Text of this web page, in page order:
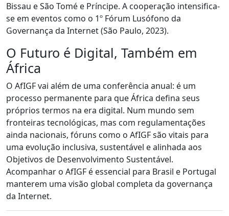
Bissau e São Tomé e Príncipe. A cooperação intensifica-
se em eventos como o 1º Fórum Lusófono da
Governança da Internet (São Paulo, 2023).
O Futuro é Digital, Também em
África
O AfIGF vai além de uma conferência anual: é um
processo permanente para que África defina seus
próprios termos na era digital. Num mundo sem
fronteiras tecnológicas, mas com regulamentações
ainda nacionais, fóruns como o AfIGF são vitais para
uma evolução inclusiva, sustentável e alinhada aos
Objetivos de Desenvolvimento Sustentável.
Acompanhar o AfIGF é essencial para Brasil e Portugal
manterem uma visão global completa da governança
da Internet.